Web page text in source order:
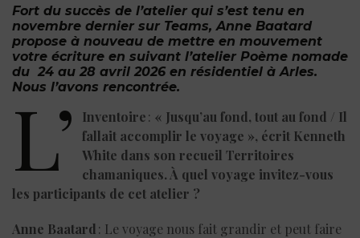
Fort du succès de l’atelier qui s’est tenu en
novembre dernier sur Teams, Anne Baatard
propose à nouveau de mettre en mouvement
votre écriture en suivant l’atelier Poème nomade
du 24 au 28 avril 2026 en résidentiel à Arles.
Nous l’avons rencontrée.
L’ Inventoire: « Jusqu’au fond, tout au fond / Il
fallait accomplir le voyage », écrit Kenneth
White dans son recueil Territoires
chamaniques. À quel voyage invitez-vous
les participants de cet atelier ?
Anne Baatard : Le voyage nous fait grandir et peut faire